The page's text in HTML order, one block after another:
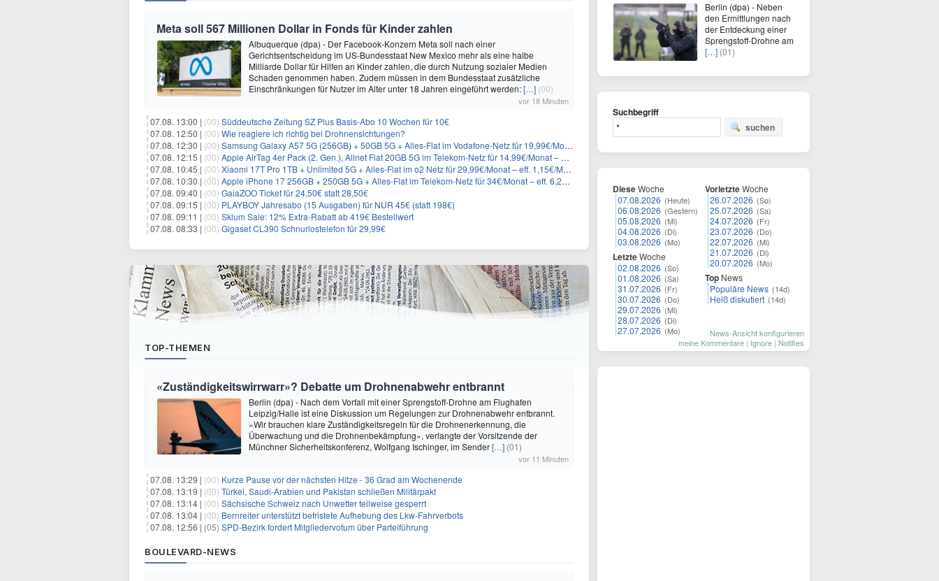
Meta soll 567 Millionen Dollar in Fonds für Kinder zahlen
Albuquerque (dpa) - Der Facebook-Konzern Meta soll nach einer
Gerichtsentscheidung im US-Bundesstaat New Mexico mehr als eine halbe
Milliarde Dollar für Hilfen an Kinder zahlen, die durch Nutzung sozialer Medien
Schaden genommen haben. Zudem müssen in dem Bundesstaat zusätzliche
Einschränkungen für Nutzer im Alter unter 18 Jahren eingeführt werden:[…] (00)
vor 18 Minuten
07.08. 13:00 | (00) Süddeutsche Zeitung SZ Plus Basis-Abo 10 Wochen für 10€
07.08. 12:50 | (00) Wie reagiere ich richtig bei Drohnensichtungen?
07.08. 12:30 | (00) Samsung Galaxy A57 5G (256GB) + 50GB 5G + Alles-Flat im Vodafone-Netz für 19,99€/Monat – eff. 2,36€/Monat
07.08. 12:15 | (00) Apple AirTag 4er Pack (2. Gen.), Allnet Flat 20GB 5G im Telekom-Netz für 14,99€/Monat – eff. 2,07€/Monat
07.08. 10:45 | (00) Xiaomi 17T Pro 1TB + Unlimited 5G + Alles-Flat im o2 Netz für 29,99€/Monat – eff. 1,15€/Monat
07.08. 10:30 | (00) Apple iPhone 17 256GB + 250GB 5G + Alles-Flat im Telekom-Netz für 34€/Monat – eff. 6,29€/Monat
07.08. 09:40 | (00) GaiaZOO Ticket für 24,50€ statt 28,50€
07.08. 09:15 | (00) PLAYBOY Jahresabo (15 Ausgaben) für NUR 45€ (statt 198€)
07.08. 09:11 | (00) Sklum Sale: 12% Extra-Rabatt ab 419€ Bestellwert
07.08. 08:33 | (00) Gigaset CL390 Schnurlostelefon für 29,99€
TOP-THEMEN
«Zuständigkeitswirrwarr»? Debatte um Drohnenabwehr entbrannt
Berlin (dpa) - Nach dem Vorfall mit einer Sprengstoff-Drohne am Flughafen
Leipzig/Halle ist eine Diskussion um Regelungen zur Drohnenabwehr entbrannt.
«Wir brauchen klare Zuständigkeitsregeln für die Drohnenerkennung, die
Überwachung und die Drohnenbekämpfung», verlangte der Vorsitzende der
Münchner Sicherheitskonferenz, Wolfgang Ischinger, im Sender[…] (01)
vor 11 Minuten
07.08. 13:29 | (00) Kurze Pause vor der nächsten Hitze - 36 Grad am Wochenende
07.08. 13:19 | (00) Türkei, Saudi-Arabien und Pakistan schließen Militärpakt
07.08. 13:14 | (00) Sächsische Schweiz nach Unwetter teilweise gesperrt
07.08. 13:04 | (00) Bernreiter unterstützt befristete Aufhebung des Lkw-Fahrverbots
07.08. 12:56 | (05) SPD-Bezirk fordert Mitgliedervotum über Parteiführung
BOULEVARD-NEWS
Berlin (dpa) - Neben
den Ermittlungen nach
der Entdeckung einer
Sprengstoff-Drohne am
[…] (01)
Suchbegriff
suchen
DieseWoche
07.08.2026 (Heute)
06.08.2026 (Gestern)
05.08.2026 (Mi)
04.08.2026 (Di)
03.08.2026 (Mo)
LetzteWoche
02.08.2026 (So)
01.08.2026 (Sa)
31.07.2026 (Fr)
30.07.2026 (Do)
29.07.2026 (Mi)
28.07.2026 (Di)
27.07.2026 (Mo)
VorletzteWoche
26.07.2026 (So)
25.07.2026 (Sa)
24.07.2026 (Fr)
23.07.2026 (Do)
22.07.2026 (Mi)
21.07.2026 (Di)
20.07.2026 (Mo)
Top News
Populäre News (14d)
Heiß diskutiert (14d)
News-Ansicht konfigurieren
meine Kommentare | Ignore | Notifies